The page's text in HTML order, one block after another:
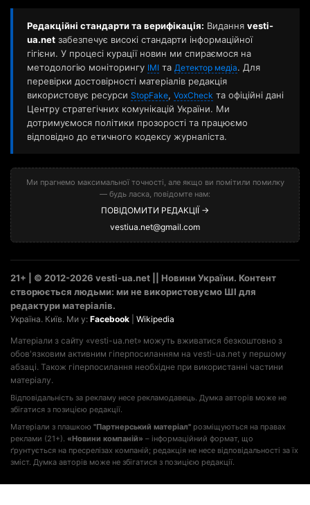
Редакційні стандарти та верифікація: Видання vesti-
ua.net забезпечує високі стандарти інформаційної
гігієни. У процесі курації новин ми спираємося на
методологію моніторингу ІМІ та Детектор медіа. Для
перевірки достовірності матеріалів редакція
використовує ресурси StopFake, VoxCheck та офіційні дані
Центру стратегічних комунікацій України. Ми
дотримуємося політики прозорості та працюємо
відповідно до етичного кодексу журналіста.
Ми прагнемо максимальної точності, але якщо ви помітили помилку
— будь ласка, повідомте нам:
ПОВІДОМИТИ РЕДАКЦІЇ →
vestiua.net@gmail.com
21+ | © 2012-2026 vesti-ua.net || Новини України. Контент
створюється людьми: ми не використовуємо ШІ для
редактури матеріалів.
Україна. Київ. Ми у: Facebook Wikipedia
Матеріали з сайту «vesti-ua.net» можуть вживатися безкоштовно з
обов'язковим активним гіперпосиланням на vesti-ua.net у першому
абзаці. Також гіперпосилання необхідне при використанні частини
матеріалу.
Відповідальність за рекламу несе рекламодавець. Думка авторів може не
збігатися з позицією редакції.
Матеріали з плашкою "Партнерський матеріал" розміщуються на правах
реклами (21+). «Новини компаній» – інформаційний формат, що
ґрунтується на пресрелізах компаній; редакція не несе відповідальності за їх
зміст. Думка авторів може не збігатися з позицією редакції.